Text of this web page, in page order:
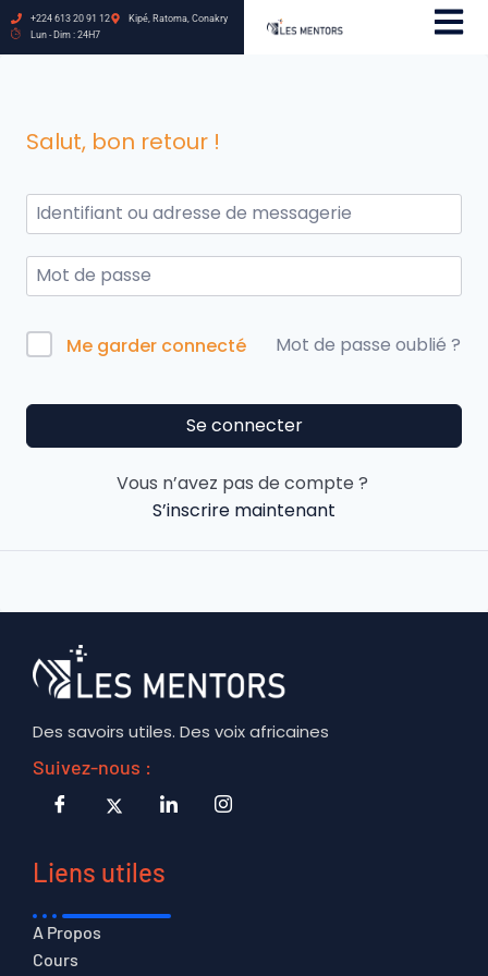
+224 613 20 91 12
Kipé, Ratoma, Conakry
Lun - Dim : 24H7
Salut, bon retour !
Me garder connecté Mot de passe oublié ?
Se connecter
Vous n’avez pas de compte ?
S’inscrire maintenant
Des savoirs utiles. Des voix africaines
Suivez-nous :
Liens utiles
A Propos
Cours